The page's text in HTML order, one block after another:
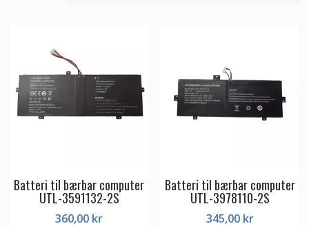
Batteri til bærbar computer
UTL-3591132-2S
360,00 kr
Batteri til bærbar computer
UTL-3978110-2S
345,00 kr